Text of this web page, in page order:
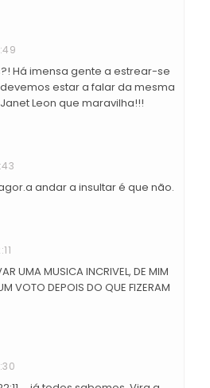
Há imensa gente a estrear-se
estar a falar da mesma
Leon que maravilha!!!
andar a insultar é que não.
UMA MUSICA INCRIVEL, DE MIM
VOTO DEPOIS DO QUE FIZERAM